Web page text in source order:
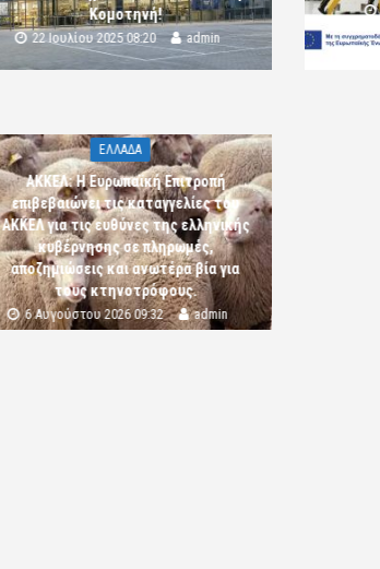
Κομοτηνή!
22 Ιουλίου 2025 08:20 admin
ΕΛΛΑΔΑ
ΑΚΚΕΛ: Η Ευρωπαϊκή Επιτροπή
επιβεβαιώνει τις καταγγελίες του
ΑΚΚΕΛ για τις ευθύνες της ελληνικής
κυβέρνησης σε πληρωμές,
αποζημιώσεις και ανωτέρα βία για
τους κτηνοτρόφους.
6 Αυγούστου 2026 09:32 admin